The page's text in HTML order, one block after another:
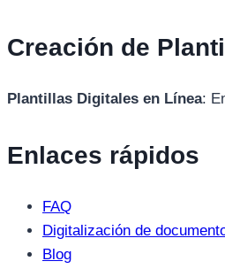
Creación de
Plantillas Digitales en Línea:
Enlaces rápidos
FAQ
Digitalización de
Blog